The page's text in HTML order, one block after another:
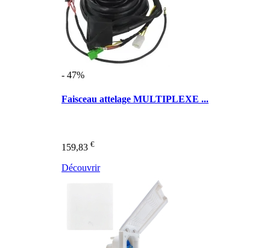
- 47%
Faisceau attelage MULTIPLEXE ...
159,83 €
Découvrir